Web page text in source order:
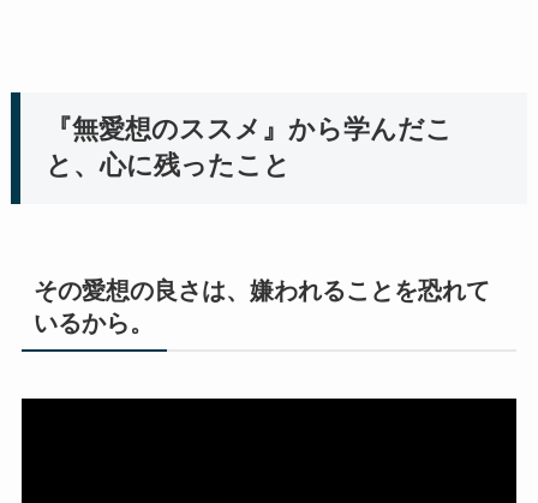
『無愛想のススメ』から学んだこ
と、心に残ったこと
その愛想の良さは、嫌われることを恐れて
いるから。